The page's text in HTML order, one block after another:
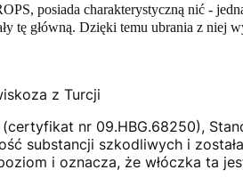
posiada charakterystyczną nić -
tę główną. Dzięki temu ubrania z niej
z Turcji
nr 09.HBG.68250),
substancji szkodliwych i
i oznacza, że włóczka ta